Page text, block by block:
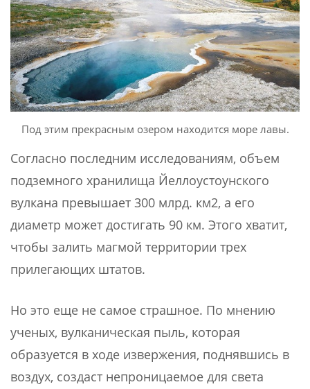
Под этим прекрасным озером находится море лавы.
Согласно последним исследованиям, объем
подземного хранилища Йеллоустоунского
вулкана превышает 300 млрд. км2, а его
диаметр может достигать 90 км. Этого хватит,
чтобы залить магмой территории трех
прилегающих штатов.
Но это еще не самое страшное. По мнению
ученых, вулканическая пыль, которая
образуется в ходе извержения, поднявшись в
воздух, создаст непроницаемое для света